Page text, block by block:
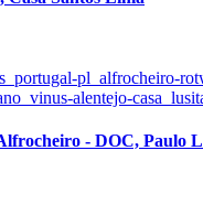
- DOC, Paulo